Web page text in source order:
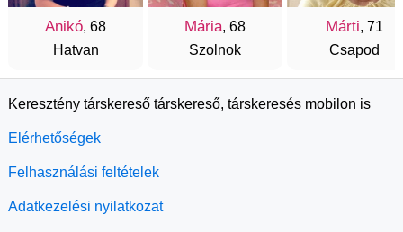
Anikó, 68
Hatvan
Mária, 68
Szolnok
Márti, 71
Csapod
Keresztény társkereső társkereső, társkeresés mobilon is
Elérhetőségek
Felhasználási feltételek
Adatkezelési nyilatkozat